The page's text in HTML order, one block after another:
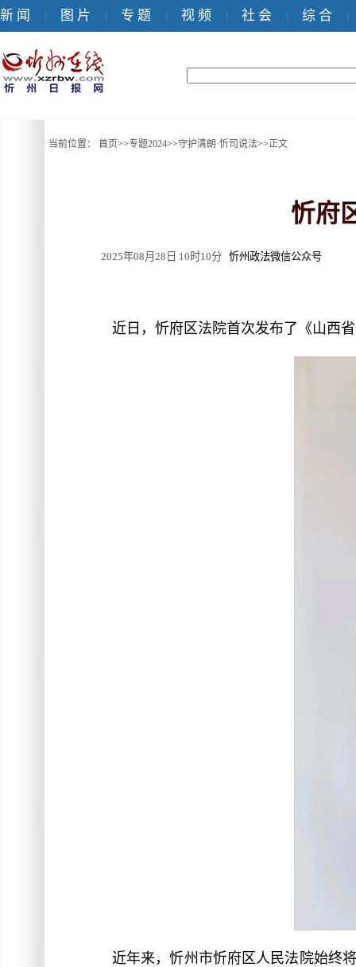
新 闻 | 图 片 | 专 题 | 视 频 | 社 会 | 综 合 |
当前位置： 首页>>专题2024>>守护清朗·忻司说法>>正文
忻府
2025年08月28日 10时10分 忻州政法微信公众号
近日，忻府区法院首次发布了《山西
近年来，忻州市忻府区人民法院始终